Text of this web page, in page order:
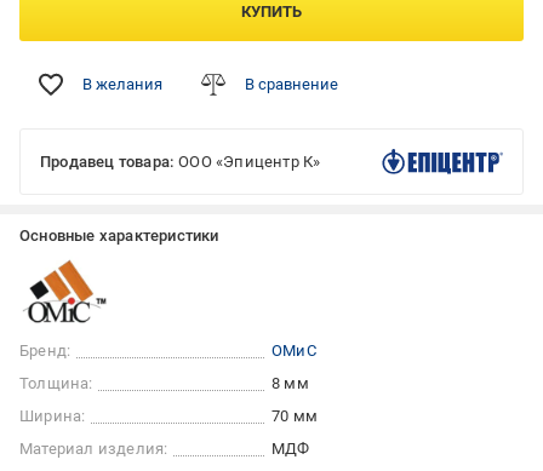
КУПИТЬ
В желания В сравнение
Продавец товара: ООО «Эпицентр К»
Основные характеристики
Бренд:
ОМиС
Толщина:
8 мм
Ширина:
70 мм
Материал изделия:
МДФ